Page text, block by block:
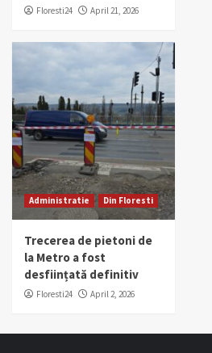
Floresti24 April 21, 2026
Administratie Din Floresti
Trecerea de pietoni de
la Metro a fost
desființată definitiv
Floresti24 April 2, 2026